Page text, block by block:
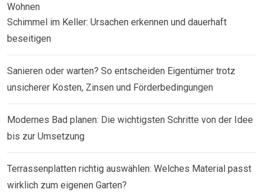
Wohnen
Schimmel im Keller: Ursachen erkennen und dauerhaft
beseitigen
Sanieren oder warten? So entscheiden Eigentümer trotz
unsicherer Kosten, Zinsen und Förderbedingungen
Modernes Bad planen: Die wichtigsten Schritte von der Idee
bis zur Umsetzung
Terrassenplatten richtig auswählen: Welches Material passt
wirklich zum eigenen Garten?